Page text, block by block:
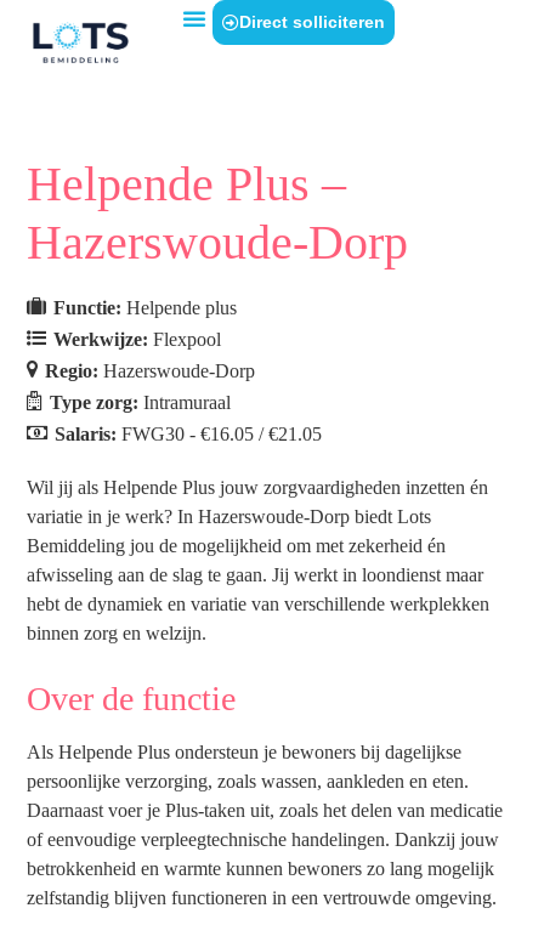
Direct solliciteren
Helpende Plus –
Hazerswoude-Dorp
Functie:Helpende plus
Werkwijze:Flexpool
Regio:Hazerswoude-Dorp
Type zorg:Intramuraal
Salaris:FWG30 - €16.05 / €21.05
Wil jij als Helpende Plus jouw zorgvaardigheden inzetten én
variatie in je werk? In Hazerswoude-Dorp biedt Lots
Bemiddeling jou de mogelijkheid om met zekerheid én
afwisseling aan de slag te gaan. Jij werkt in loondienst maar
hebt de dynamiek en variatie van verschillende werkplekken
binnen zorg en welzijn.
Over de functie
Als Helpende Plus ondersteun je bewoners bij dagelijkse
persoonlijke verzorging, zoals wassen, aankleden en eten.
Daarnaast voer je Plus-taken uit, zoals het delen van medicatie
of eenvoudige verpleegtechnische handelingen. Dankzij jouw
betrokkenheid en warmte kunnen bewoners zo lang mogelijk
zelfstandig blijven functioneren in een vertrouwde omgeving.